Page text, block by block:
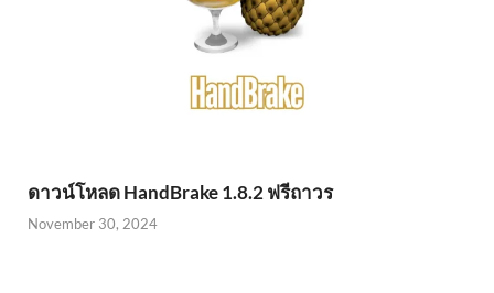
ดาวน์โหลด HandBrake 1.8.2 ฟรีถาวร
November 30, 2024